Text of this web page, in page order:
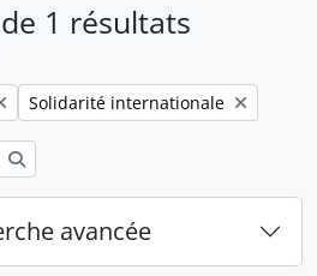
1 résultats
Remove filter:
Solidarité internationale
avancée